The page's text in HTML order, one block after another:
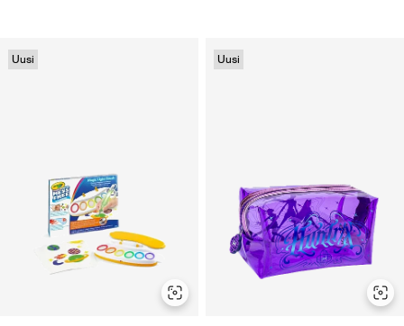
Uusi Uusi